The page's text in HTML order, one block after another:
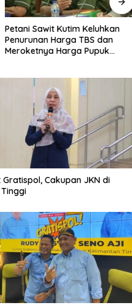
Pemkot Samarinda Tunda
Relokasi Pedagang Pasar Pagi
Cakupan JKN di